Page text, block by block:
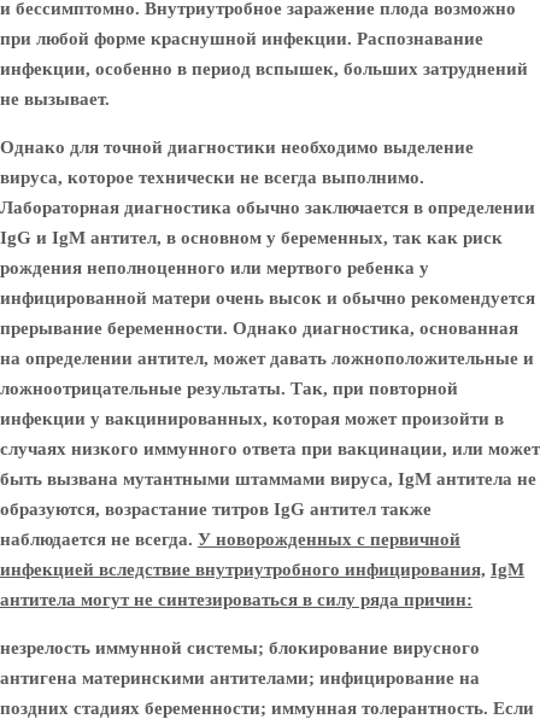
и бессимптомно. Внутриутробное заражение плода возможно
при любой форме краснушной инфекции. Распознавание
инфекции, особенно в период вспышек, больших затруднений
не вызывает.
Однако для точной диагностики необходимо выделение
вируса, которое технически не всегда выполнимо.
Лабораторная диагностика обычно заключается в определении
IgG и IgM антител, в основном у беременных, так как риск
рождения неполноценного или мертвого ребенка у
инфицированной матери очень высок и обычно рекомендуется
прерывание беременности. Однако диагностика, основанная
на определении антител, может давать ложноположительные и
ложноотрицательные результаты. Так, при повторной
инфекции у вакцинированных, которая может произойти в
случаях низкого иммунного ответа при вакцинации, или может
быть вызвана мутантными штаммами вируса, IgM антитела не
образуются, возрастание титров IgG антител также
наблюдается не всегда. У новорожденных с первичной
инфекцией вследствие внутриутробного инфицирования, IgM
антитела могут не синтезироваться в силу ряда причин:
незрелость иммунной системы; блокирование вирусного
антигена материнскими антителами; инфицирование на
поздних стадиях беременности; иммунная толерантность. Если